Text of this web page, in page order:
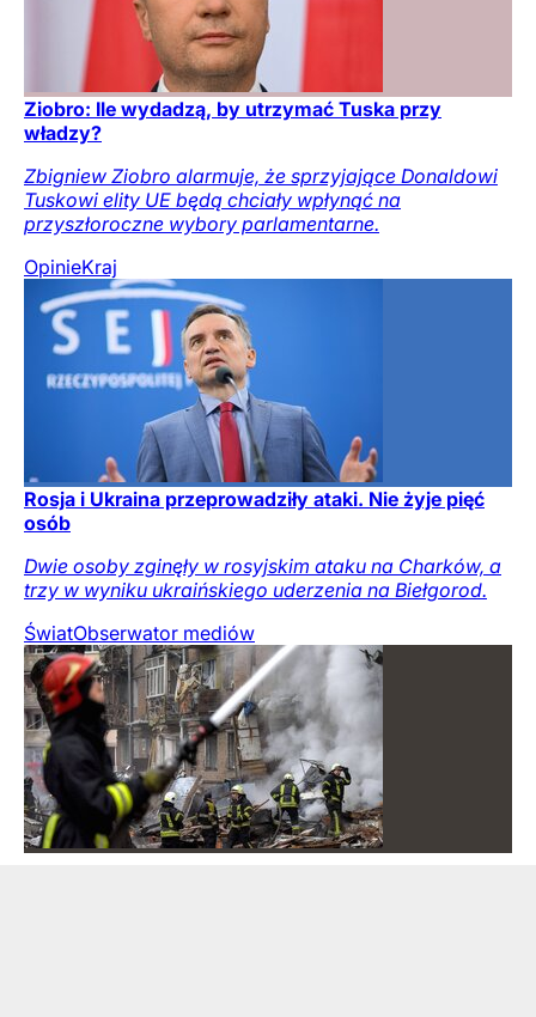
Ziobro: Ile wydadzą, by utrzymać Tuska przy
władzy?
Zbigniew Ziobro alarmuje, że sprzyjające Donaldowi
Tuskowi elity UE będą chciały wpłynąć na
przyszłoroczne wybory parlamentarne.
OpinieKraj
Rosja i Ukraina przeprowadziły ataki. Nie żyje pięć
osób
Dwie osoby zginęły w rosyjskim ataku na Charków, a
trzy w wyniku ukraińskiego uderzenia na Biełgorod.
ŚwiatObserwator mediów